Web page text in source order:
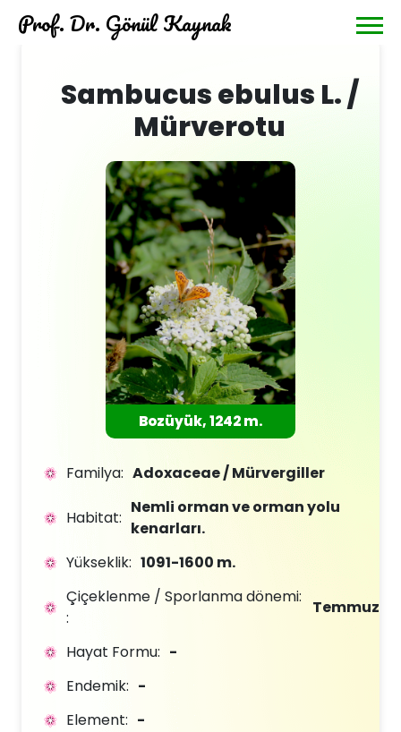
Prof. Dr. Gönül Kaynak
Sambucus ebulus L. /
Mürverotu
Bozüyük, 1242 m.
Familya: Adoxaceae / Mürvergiller
Habitat:
Nemli orman ve orman yolu
kenarları.
Yükseklik: 1091-1600 m.
Çiçeklenme / Sporlanma dönemi:
:
Temmuz
Hayat Formu: -
Endemik: -
Element: -